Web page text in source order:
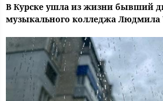
В Курске ушла из жизни бывший
музыкального колледжа Людмила